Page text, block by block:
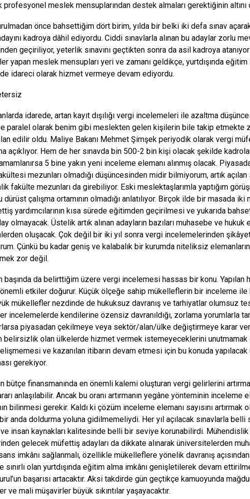
profesyonel meslek mensuplarından destek almaları gerektiğinin altını
önce bahsettiğim dört birim, yılda bir belki iki defa sınav
kadroya dâhil ediyordu. Ciddi sınavlarla alınan bu adaylar zorlu
geçiriliyor, yeterlik sınavını geçtikten sonra da asil kadroya
yapan meslek mensupları yeri ve zamanı geldikçe, yurtdışında eğitim
idareci olarak hizmet vermeye devam ediyordu.
idarede, artan kayıt dışılığı vergi incelemeleri ile azaltma
paralel olarak benim gibi meslekten gelen kişilerin bile takip etmekte
ilan edilir oldu. Maliye Bakanı Mehmet Şimşek periyodik olarak vergi
açıklıyor. Hem de her sınavda bin 500-2 bin kişi olacak şekilde kadrolar
5 bine yakın yeni inceleme elemanı alınmış olacak.
mezunları olmadığı düşüncesinden midir bilmiyorum, artık
fakülte mezunları da girebiliyor. Eski meslektaşlarımla yaptığım
çalışma ortamının olmadığı anlatılıyor. Birçok ilde bir masada iki
yardımcılarının kısa sürede eğitimden geçirilmesi ve yukarıda
olmayacak. Üstelik artık alınan adayların bazıları muhasebe ve
oluşacak. Çok değil bir iki yıl sonra vergi incelemelerinden
Çünkü bu kadar geniş ve kalabalık bir kurumda niteliksiz
zor değil.
başında da belirttiğim üzere vergi incelemesi hassas bir konu. Yapılan
etkiler doğurur. Küçük ölçeğe sahip mükelleflerin bir inceleme ile
mükellefler nezdinde de hukuksuz davranış ve tarhiyatlar olumsuz
incelemelerde kendilerine özensiz davranıldığı, zorlama yorumlarla
piyasadan çekilmeye veya sektör/alan/ülke değiştirmeye karar
belirsizlik olan ülkelerde hizmet vermek istemeyeceklerini unutmamak
ve kazanılan itibarın devam etmesi için bu konuda
gerekiyor.
finansmanında en önemli kalemi oluşturan vergi gelirlerini
anlaşılabilir. Ancak bu oranı artırmanın yegâne yönteminin inceleme
bilinmesi gerekir. Kaldı ki çözüm inceleme elemanı sayısını
anda doldurma yoluna gidilmemeliydi. Her yıl açılacak sınavlarla belli
insan kaynakları kalitesinde belli bir seviye korunabilirdi.
gelecek müfettiş adayları da dikkate alınarak üniversitelerden
imkânı sağlanmalı, özellikle mükelleflere yönelik davranış
sınırlı olan yurtdışında eğitim alma imkânı genişletilerek devam
başarısı artacaktır. Aksi takdirde gün geçtikçe kamuoyunda
ve mali müşavirler büyük sıkıntılar yaşayacaktır.